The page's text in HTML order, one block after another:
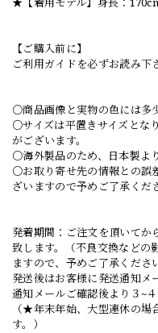
【ご購入前に】
ご利用ガイドを必ずお読み下
○商品画像と実物の色には多
○サイズは平置きサイズとな
がございます。
○海外製品のため、日本製よ
○お取り寄せ先の情報との誤
ざいますので予めご了承くだ
発着期間：ご注文を頂いてか
致します。（不良交換などの
ますので、予めご了承くださ
発送後はお客様に発送通知メ
通知メールご確認後より３~４
（★年末年始、大型連休の場
す。）